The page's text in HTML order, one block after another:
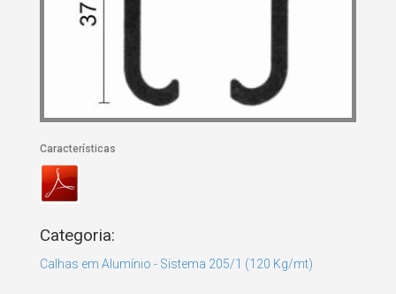
Características
Categoria:
Calhas em Alumínio - Sistema 205/1 (120 Kg/mt)